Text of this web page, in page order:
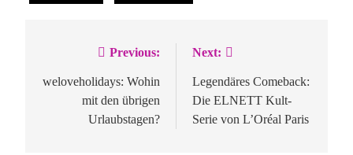
Beitragsnavigation
Previous:
weloveholidays: Wohin
mit den übrigen
Urlaubstagen?
Next:
Legendäres Comeback:
Die ELNETT Kult-
Serie von L’Oréal Paris